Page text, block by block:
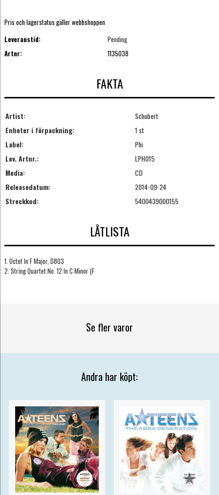
Pris och lagerstatus gäller webbshoppen
Leveranstid:
Pending
Artnr:
1135038
FAKTA
Artist:
Schubert
Enheter i förpackning:
1 st
Label:
Phi
Lev. Artnr.:
LPH015
Media:
CD
Releasedatum:
2014-09-24
Streckkod:
5400439000155
LÅTLISTA
1. Octet In F Major, D803
2. String Quartet No. 12 In C Minor (F
Se fler varor
Andra har köpt: